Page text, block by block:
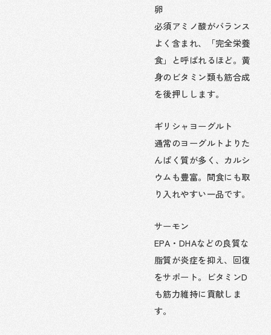
卵
必須アミノ酸がバランス
よく含まれ、「完全栄養
食」と呼ばれるほど。黄
身のビタミン類も筋合成
を後押しします。
ギリシャヨーグルト
通常のヨーグルトよりた
んぱく質が多く、カルシ
ウムも豊富。間食にも取
り入れやすい一品です。
サーモン
EPA・DHAなどの良質な
脂質が炎症を抑え、回復
をサポート。ビタミンD
も筋力維持に貢献しま
す。